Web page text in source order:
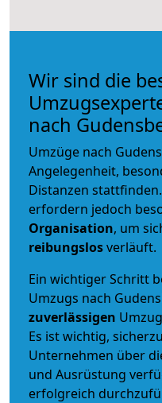
Wir sind die
nach
Umzüge nach
Angelegenheit,
Distanzen
erfordern jedoch
Organisation, um
reibungslosverläuft.
Ein wichtiger Schritt
Umzugs nach
zuverlässigen
Es ist wichtig,
Unternehmen über
und Ausrüstung
erfolgreich